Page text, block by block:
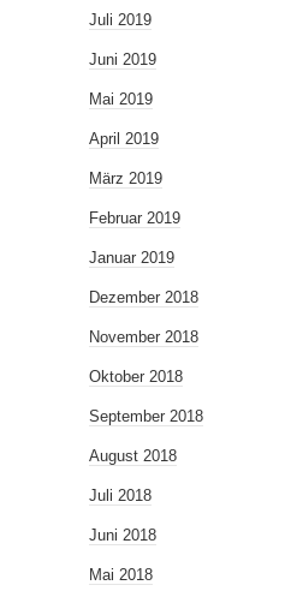
Juli 2019
Juni 2019
Mai 2019
April 2019
März 2019
Februar 2019
Januar 2019
Dezember 2018
November 2018
Oktober 2018
September 2018
August 2018
Juli 2018
Juni 2018
Mai 2018